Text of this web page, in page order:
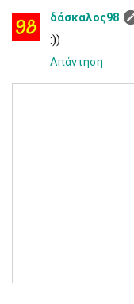
δάσκαλος98
:))
Απάντηση